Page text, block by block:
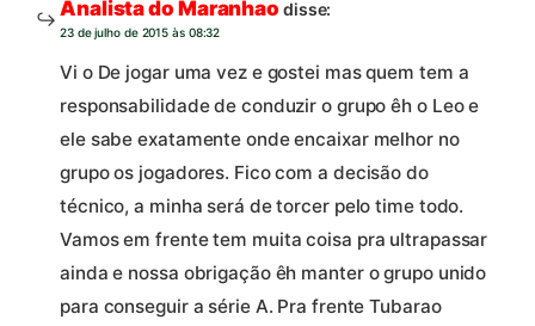
Analista do Maranhao disse:
23 de julho de 2015 às 08:32
Vi o De jogar uma vez e gostei mas quem tem a
responsabilidade de conduzir o grupo êh o Leo e
ele sabe exatamente onde encaixar melhor no
grupo os jogadores. Fico com a decisão do
técnico, a minha será de torcer pelo time todo.
Vamos em frente tem muita coisa pra ultrapassar
ainda e nossa obrigação êh manter o grupo unido
para conseguir a série A. Pra frente Tubarao